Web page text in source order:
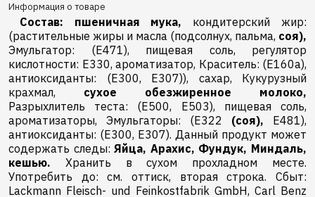
Информация о товаре
Состав: пшеничная мука, кондитерский жир:
(растительные жиры и масла (подсолнух, пальма, соя),
Эмульгатор: (E471), пищевая соль, pегулятор
кислотности: E330, ароматизатор, Краситель: (E160a),
антиоксиданты: (E300, E307)), сахар, Кукурузный
крахмал, сухое обезжиренное молоко,
Разрыхлитель теста: (E500, E503), пищевая соль,
ароматизаторы, Эмульгаторы: (E322 (соя), E481),
антиоксиданты: (E300, E307). Данный продукт может
содержать следы:Яйца, Арахис, Фундук, Миндаль,
кешью. Хранить в сухом прохладном месте.
Употребить до: см. оттиск, вторая строка. Сбыт:
Lackmann Fleisch- und Feinkostfabrik GmbH, Carl Benz